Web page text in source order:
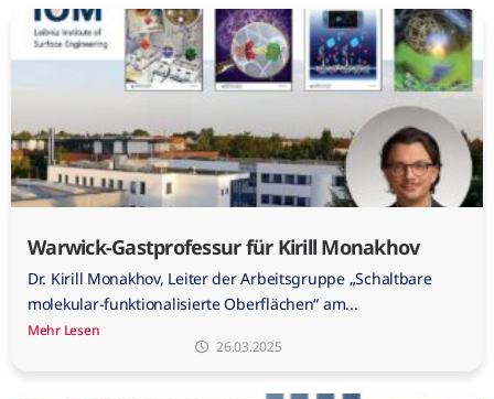
Warwick-Gastprofessur für Kirill Monakhov
Dr. Kirill Monakhov, Leiter der Arbeitsgruppe „Schaltbare
molekular-funktionalisierte Oberflächen“ am...
Mehr Lesen
26.03.2025